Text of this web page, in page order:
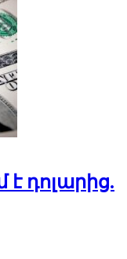
դոլարից.